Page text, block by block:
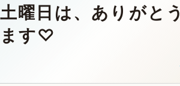
土曜日は、ありがと
ます♡